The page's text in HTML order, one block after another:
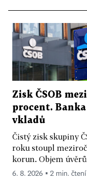
Zisk ČSOB
procent.
vkladů
Čistý zisk skupiny
roku stoupl
korun. Objem
6. 8. 2026 ▪ 2 min. čtení